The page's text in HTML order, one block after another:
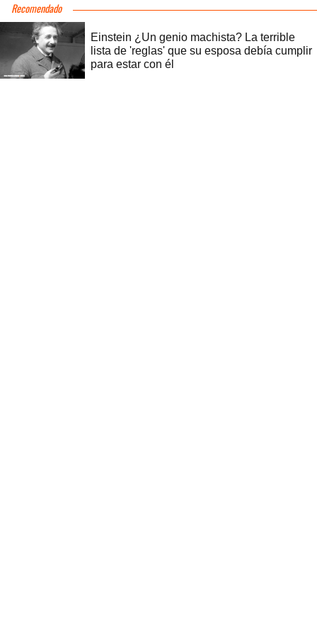
Recomendado
Einstein ¿Un genio machista? La terrible
lista de 'reglas' que su esposa debía cumplir
para estar con él